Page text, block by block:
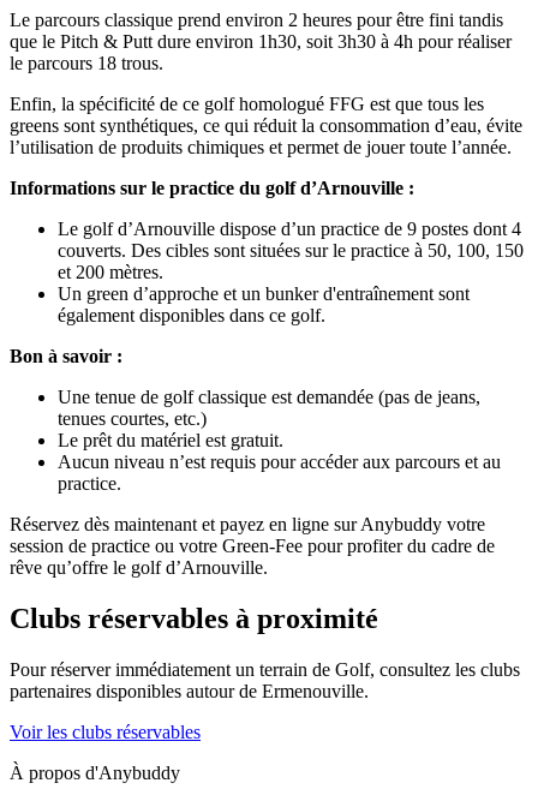
Le parcours classique prend environ 2 heures pour être fini tandis
que le Pitch & Putt dure environ 1h30, soit 3h30 à 4h pour réaliser
le parcours 18 trous.
Enfin, la spécificité de ce golf homologué FFG est que tous les
greens sont synthétiques, ce qui réduit la consommation d’eau, évite
l’utilisation de produits chimiques et permet de jouer toute l’année.
Informations sur le practice du golf d’Arnouville :
Le golf d’Arnouville dispose d’un practice de 9 postes dont 4
couverts. Des cibles sont situées sur le practice à 50, 100, 150
et 200 mètres.
Un green d’approche et un bunker d'entraînement sont
également disponibles dans ce golf.
Bon à savoir :
Une tenue de golf classique est demandée (pas de jeans,
tenues courtes, etc.)
Le prêt du matériel est gratuit.
Aucun niveau n’est requis pour accéder aux parcours et au
practice.
Réservez dès maintenant et payez en ligne sur Anybuddy votre
session de practice ou votre Green-Fee pour profiter du cadre de
rêve qu’offre le golf d’Arnouville.
Clubs réservables à proximité
Pour réserver immédiatement un terrain de Golf, consultez les clubs
partenaires disponibles autour de Ermenouville.
Voir les clubs réservables
À propos d'Anybuddy